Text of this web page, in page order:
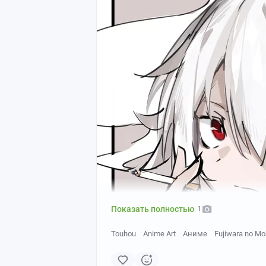
Показать полностью 1
Touhou Anime Art Аниме Fujiwara no